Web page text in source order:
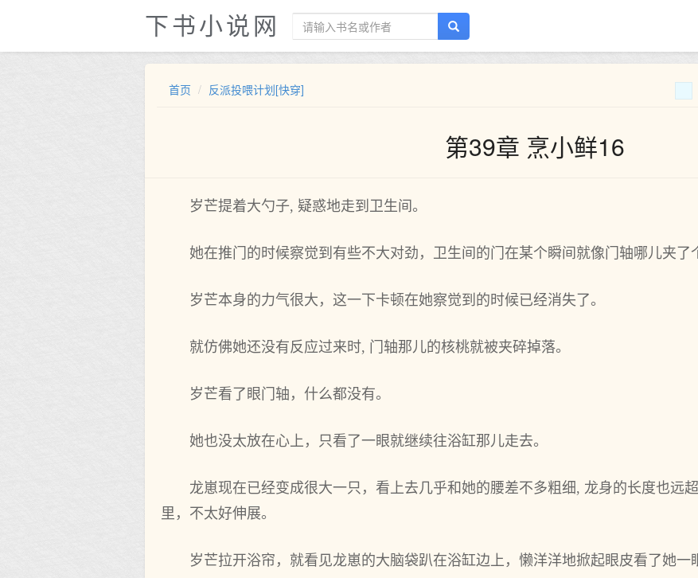
下书小说网
首页 反派投喂计划[快穿]
第39章 烹小鲜16
岁芒提着大勺子, 疑惑地走到卫生间。
她在推门的时候察觉到有些不大对劲，卫生间的门在某个瞬间就像门轴哪儿夹了
岁芒本身的力气很大，这一下卡顿在她察觉到的时候已经消失了。
就仿佛她还没有反应过来时, 门轴那儿的核桃就被夹碎掉落。
岁芒看了眼门轴，什么都没有。
她也没太放在心上，只看了一眼就继续往浴缸那儿走去。
龙崽现在已经变成很大一只，看上去几乎和她的腰差不多粗细, 龙身的长度也远
里，不太好伸展。
岁芒拉开浴帘，就看见龙崽的大脑袋趴在浴缸边上，懒洋洋地掀起眼皮看了她一